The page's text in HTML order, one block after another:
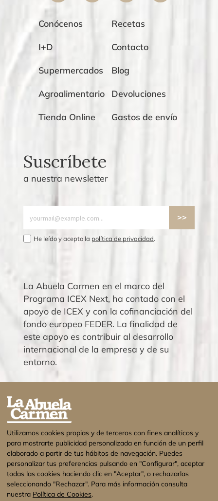
Conócenos
I+D
Supermercados
Agroalimentario
Tienda Online
Recetas
Contacto
Blog
Devoluciones
Gastos de envío
Suscríbete
a nuestra newsletter
He leído y acepto la política de privacidad.
La Abuela Carmen en el marco del
Programa ICEX Next, ha contado con el
apoyo de ICEX y con la cofinanciación del
fondo europeo FEDER. La finalidad de
este apoyo es contribuir al desarrollo
internacional de la empresa y de su
entorno.
Utilizamos cookies propias y de terceros con fines analíticos y
para mostrarte publicidad personalizada en función de un perfil
elaborado a partir de tus hábitos de navegación. Puedes
personalizar tus preferencias pulsando en "Configurar", aceptar
todas las cookies haciendo clic en "Aceptar", o rechazarlas
seleccionando "Rechazar". Para más información consulta
nuestra Política de Cookies.